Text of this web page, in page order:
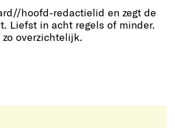
hoofd-redactielid en zegt de
Liefst in acht regels of minder.
overzichtelijk.